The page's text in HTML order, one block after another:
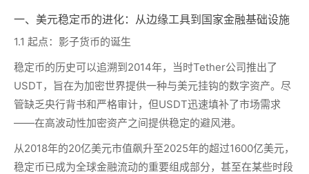
一、美元稳定币的进化：从边缘工具到国家金融基础设施
1.1 起点：影子货币的诞生
稳定币的历史可以追溯到2014年，当时Tether公司推出了
USDT，旨在为加密世界提供一种与美元挂钩的数字资产。尽
管缺乏央行背书和严格审计，但USDT迅速填补了市场需求
——在高波动性加密资产之间提供稳定的避风港。
从2018年的20亿美元市值飙升至2025年的超过1600亿美元，
稳定币已成为全球金融流动的重要组成部分，甚至在某些时段